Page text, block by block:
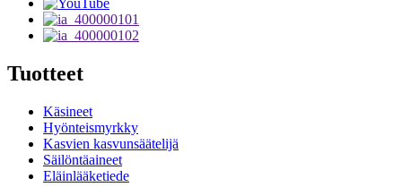
Tuotteet
Käsineet
Hyönteismyrkky
Kasvien kasvunsäätelijä
Säilöntäaineet
Eläinlääketiede